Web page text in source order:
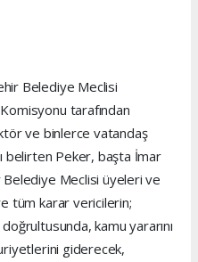
Belediye Meclisi
tarafından
ve binlerce vatandaş
belirten Peker, başta İmar
Meclisi üyeleri ve
tüm karar vericilerin;
kamu yararını
giderecek,